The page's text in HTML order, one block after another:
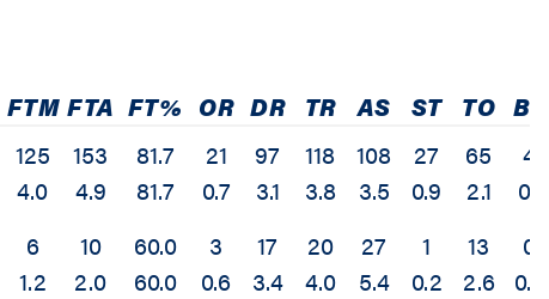
FTM FTA FT% OR DR TR AS ST TO BS
125
4.0
153
4.9
81.7
81.7
21
0.7
97
3.1
118
3.8
108
3.5
27
0.9
65
2.1
4
0.1
6
1.2
10
2.0
60.0
60.0
3
0.6
17
3.4
20
4.0
27
5.4
1
0.2
13
2.6
0
0.0